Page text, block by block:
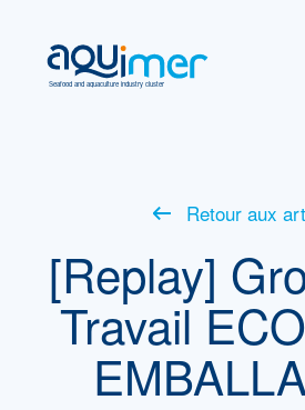
Seafood and aquaculture industry cluster
Retour aux
[Replay]
Travail